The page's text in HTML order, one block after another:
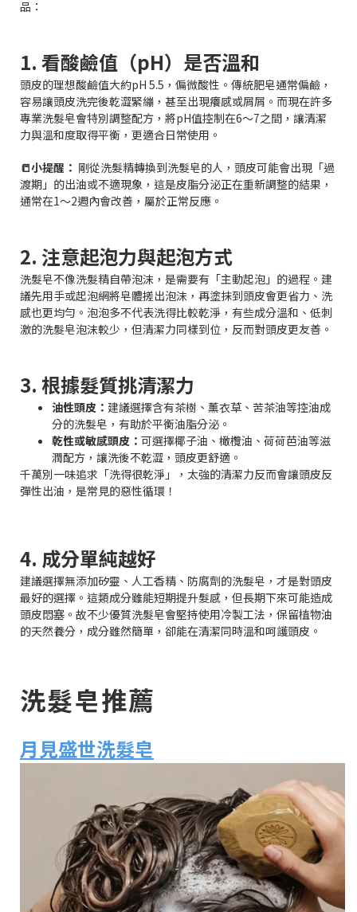
品：
1. 看酸鹼值（pH）是否溫和
頭皮的理想酸鹼值大約pH 5.5，偏微酸性。傳統肥皂通常偏鹼，
容易讓頭皮洗完後乾澀緊繃，甚至出現癢感或屑屑。而現在許多
專業洗髮皂會特別調整配方，將pH值控制在6～7之間，讓清潔
力與溫和度取得平衡，更適合日常使用。
📒小提醒： 剛從洗髮精轉換到洗髮皂的人，頭皮可能會出現「過
渡期」的出油或不適現象，這是皮脂分泌正在重新調整的結果，
通常在1～2週內會改善，屬於正常反應。
2. 注意起泡力與起泡方式
洗髮皂不像洗髮精自帶泡沫，是需要有「主動起泡」的過程。建
議先用手或起泡網將皂體搓出泡沫，再塗抹到頭皮會更省力、洗
感也更均勻。泡泡多不代表洗得比較乾淨，有些成分溫和、低刺
激的洗髮皂泡沫較少，但清潔力同樣到位，反而對頭皮更友善。
3. 根據髮質挑清潔力
油性頭皮： 建議選擇含有茶樹、薰衣草、苦茶油等控油成
分的洗髮皂，有助於平衡油脂分泌。
乾性或敏感頭皮： 可選擇椰子油、橄欖油、荷荷芭油等滋
潤配方，讓洗後不乾澀，頭皮更舒適。
千萬別一味追求「洗得很乾淨」，太強的清潔力反而會讓頭皮反
彈性出油，是常見的惡性循環！
4. 成分單純越好
建議選擇無添加矽靈、人工香精、防腐劑的洗髮皂，才是對頭皮
最好的選擇。這類成分雖能短期提升髮感，但長期下來可能造成
頭皮悶塞。故不少優質洗髮皂會堅持使用冷製工法，保留植物油
的天然養分，成分雖然簡單，卻能在清潔同時溫和呵護頭皮。
洗髮皂推薦
月見盛世洗髮皂